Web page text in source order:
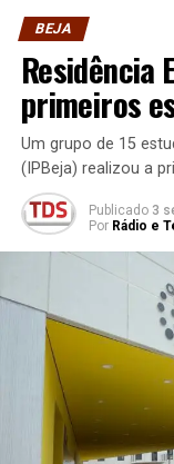
BEJA
Residência
primeiros
Um grupo de 15
(IPBeja) realizou a
Publicado 3
Por Rádio e